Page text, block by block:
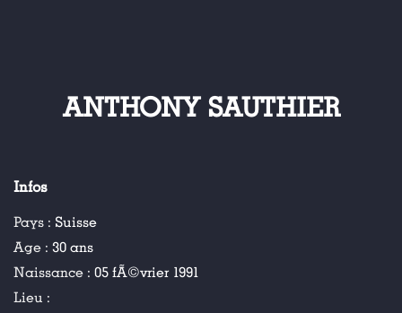
ANTHONY SAUTHIER
Infos
Pays : Suisse
Age : 30 ans
Naissance : 05 fÃ©vrier 1991
Lieu :